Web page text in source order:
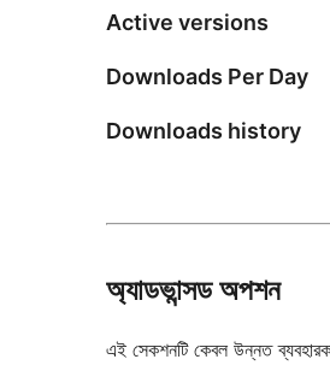
Active versions
Downloads Per Day
Downloads history
অ্যাডভান্সড অপশন
এই সেকশনটি কেবল উন্নত